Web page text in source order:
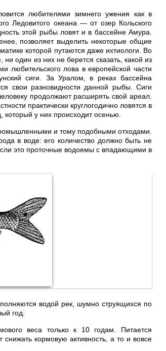
любителями зимнего ужения как в
Ледовитого океана — от озер Кольского
этой рыбы ловят и в бассейне Амура.
позволяет выделить некоторые общие
которой путаются даже ихтиологи. Во
один из них не берется сказать, какой из
любительского лова в европейской части
сиги. За Уралом, в реках бассейна
свои разновидности данной рыбы. Сиги
продолжают расширять свой ареал.
практически круглогодично ловятся в
который у них происходит осенью.
и тому подобными отходами.
в воде: его количество должно быть не
это проточные водоемы с впадающими в
водой рек, шумно струящихся по
год.
веса только к 10 годам. Питается
кормовую активность, а то и вовсе